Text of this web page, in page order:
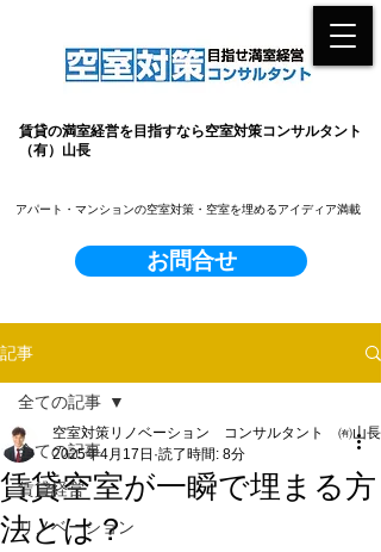
賃貸の満室経営を目指すなら空室対策コンサルタント
（有）山長
お問合せ
​アパート・マンションの空室対策・空室を埋めるアイディア満載
記事
全ての記事
賃貸経営
リノベーション
全ての記事
賃貸空室が一瞬で埋まる方
法とは？
空室対策リノベーション コンサルタント ㈲山長
2025年4月17日 読了時間: 8分